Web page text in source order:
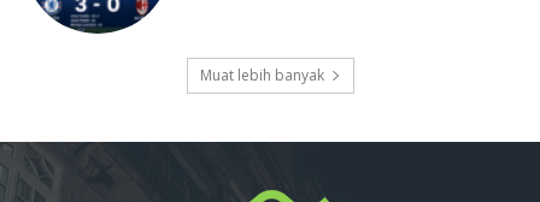
Muat lebih banyak